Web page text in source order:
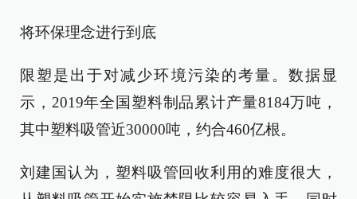
将环保理念进行到底
限塑是出于对减少环境污染的考量。数据显
示，2019年全国塑料制品累计产量8184万吨，
其中塑料吸管近30000吨，约合460亿根。
刘建国认为，塑料吸管回收利用的难度很大，